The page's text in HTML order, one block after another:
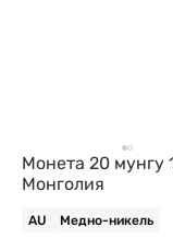
Монета 20 мунгу
Монголия
AU Медно-никель